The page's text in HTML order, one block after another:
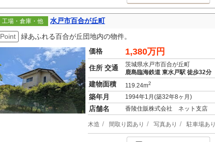
工場・倉庫・他
水戸市百合が丘町
Point
緑あふれる百合が丘団地内の物件。
価格
1,380万円
住所 交通
茨城県水戸市百合が丘町
鹿島臨海鉄道 東水戸駅 徒歩32分
建物面積 119.24m2
築年月 1994年1月(築32年8ヶ月)
店舗名 香陵住販株式会社 ネット支店
木造 間取り図あり 写真あり 駐車場あり